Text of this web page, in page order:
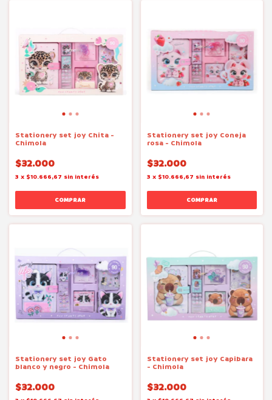
Stationery set joy Chita -
Chimola
$32.000
3 x $10.666,67 sin interés
Stationery set joy Coneja
rosa - Chimola
$32.000
3 x $10.666,67 sin interés
Stationery set joy Gato
blanco y negro - Chimola
$32.000
Stationery set joy Capibara
- Chimola
$32.000